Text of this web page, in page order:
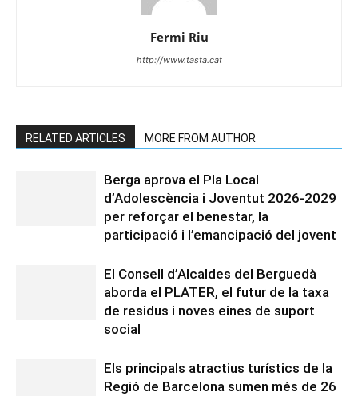
Fermi Riu
http://www.tasta.cat
RELATED ARTICLES MORE FROM AUTHOR
Berga aprova el Pla Local
d’Adolescència i Joventut 2026-2029
per reforçar el benestar, la
participació i l’emancipació del jovent
El Consell d’Alcaldes del Berguedà
aborda el PLATER, el futur de la taxa
de residus i noves eines de suport
social
Els principals atractius turístics de la
Regió de Barcelona sumen més de 26